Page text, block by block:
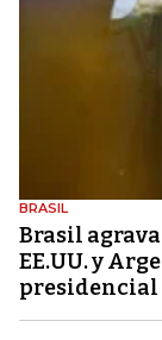
BRASIL
Brasil
EE.UU. y
presidencial